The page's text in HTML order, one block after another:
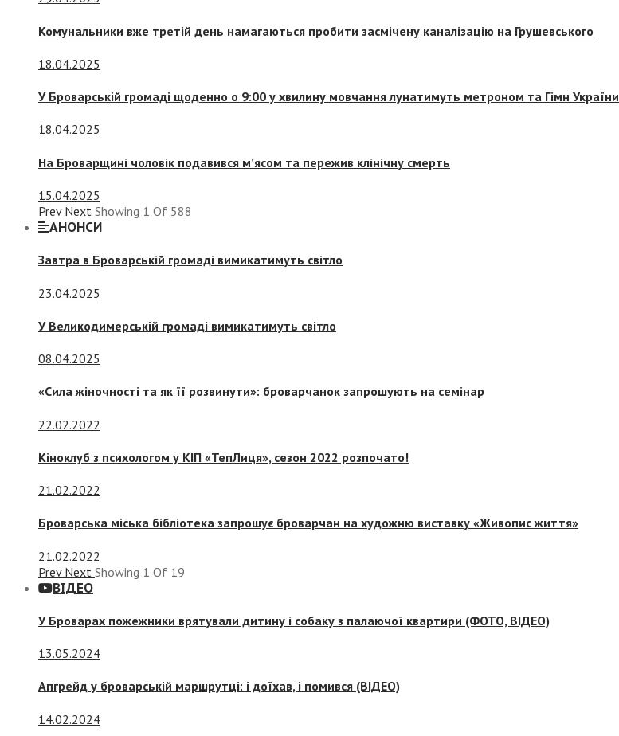
Комунальники вже третій день намагаються пробити засмічену каналізацію на Грушевського
18.04.2025
У Броварській громаді щоденно о 9:00 у хвилину мовчання лунатимуть метроном та Гімн України
18.04.2025
На Броварщині чоловік подавився м’ясом та пережив клінічну смерть
15.04.2025
Prev Next Showing 1 Of 588
АНОНСИ
Завтра в Броварській громаді вимикатимуть світло
23.04.2025
У Великодимерській громаді вимикатимуть світло
08.04.2025
«Сила жіночності та як її розвинути»: броварчанок запрошують на семінар
22.02.2022
Кіноклуб з психологом у КІП «ТепЛиця», сезон 2022 розпочато!
21.02.2022
Броварська міська бібліотека запрошує броварчан на художню виставку «Живопис життя»
21.02.2022
Prev Next Showing 1 Of 19
ВІДЕО
У Броварах пожежники врятували дитину і собаку з палаючої квартири (ФОТО, ВІДЕО)
13.05.2024
Апгрейд у броварській маршрутці: і доїхав, і помився (ВІДЕО)
14.02.2024